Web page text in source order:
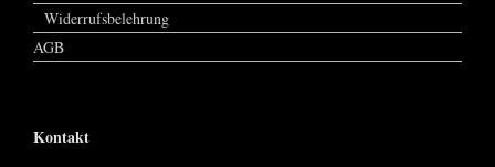
Widerrufsbelehrung
AGB
Kontakt